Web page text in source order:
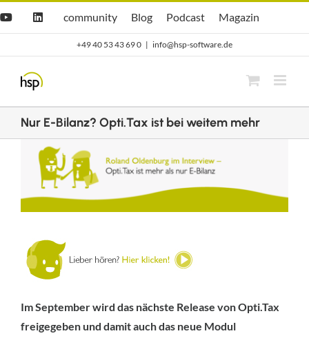
YouTubeLinkedIn
Hsp
community
community
hsp
Blog
Blog Opti.Cast
Podcast Opti.Mag
Magazin
+49 40 53 43 69 0 | info@hsp-software.de
Nur E-Bilanz? Opti.Tax ist bei weitem mehr
Zeige
grösseres
Im September wird das nächste Release von Opti.Tax
freigegeben und damit auch das neue Modul